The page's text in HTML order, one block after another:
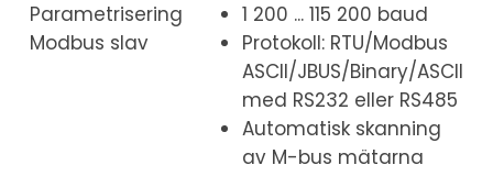
Parametrisering
Modbus slav
1 200 ... 115 200 baud
Protokoll: RTU/Modbus
ASCII/JBUS/Binary/ASCII
med RS232 eller RS485
Automatisk skanning
av M-bus mätarna